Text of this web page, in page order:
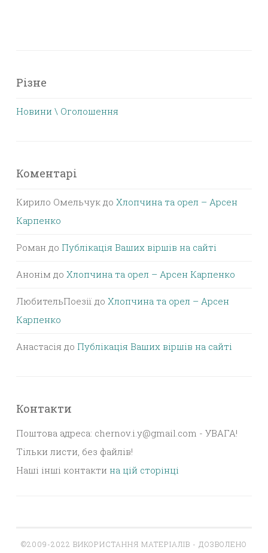
Різне
Новини \ Оголошення
Коментарі
Кирило Омельчук до Хлопчина та орел – Арсен
Карпенко
Роман до Публікація Ваших віршів на сайті
Анонім до Хлопчина та орел – Арсен Карпенко
ЛюбительПоезії до Хлопчина та орел – Арсен
Карпенко
Анастасія до Публікація Ваших віршів на сайті
Контакти
Поштова адреса: chernov.i.y@gmail.com - УВАГА!
Тільки листи, без файлів!
Наші інші контакти на цій сторінці
©2009-2022 ВИКОРИСТАННЯ МАТЕРІАЛІВ - ДОЗВОЛЕНО